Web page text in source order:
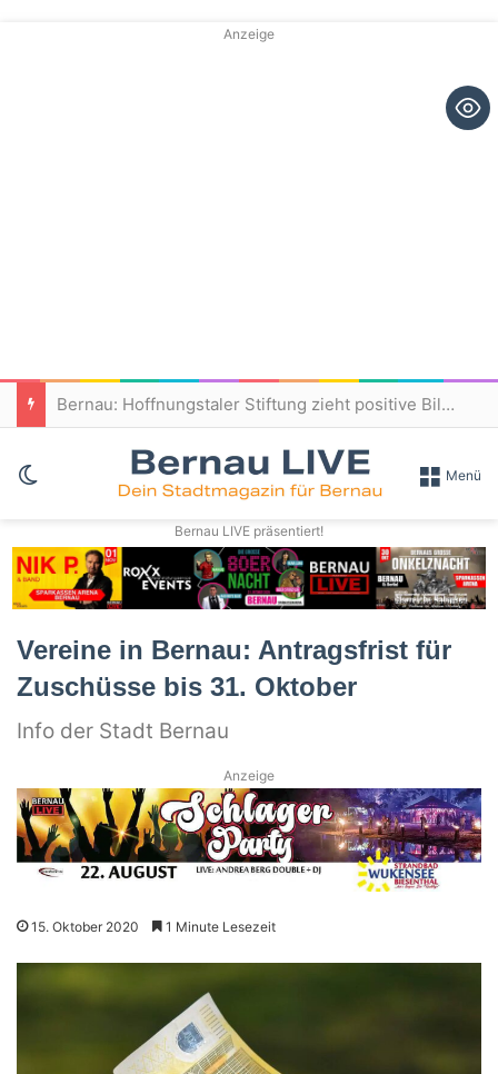
Anzeige
Bernau: Hoffnungstaler Stiftung zieht positive Bilanz zur Aktion „Vergissmeinnicht“
Skin umschalten Menü
Bernau LIVE präsentiert!
Vereine in Bernau: Antragsfrist für
Zuschüsse bis 31. Oktober
Info der Stadt Bernau
Anzeige
15. Oktober 2020 1 Minute Lesezeit